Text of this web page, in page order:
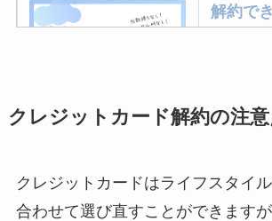
解約で
ミュゼ
約期間
どうな
クレジットカード解約の注
クレジットカードはライフスタイ
合わせて選び直すことができます